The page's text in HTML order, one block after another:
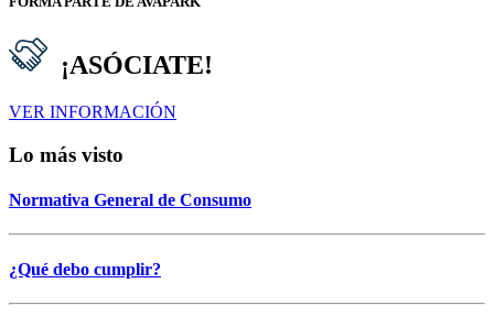
¡ASÓCIATE!
VER INFORMACIÓN
Lo más visto
Normativa General de Consumo
¿Qué debo cumplir?